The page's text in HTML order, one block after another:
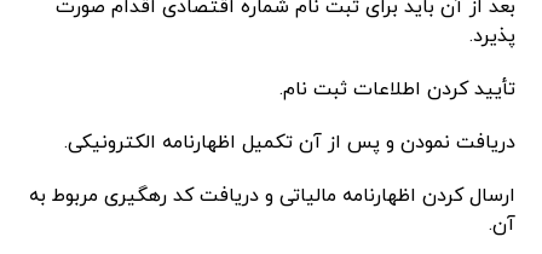
بعد از آن باید برای ثبت نام شماره اقتصادی اقدام صورت
پذیرد.
تأیید کردن اطلاعات ثبت نام.
دریافت نمودن و پس از آن تکمیل اظهارنامه الکترونیکی.
ارسال کردن اظهارنامه مالیاتی و دریافت کد رهگیری مربوط به
آن.